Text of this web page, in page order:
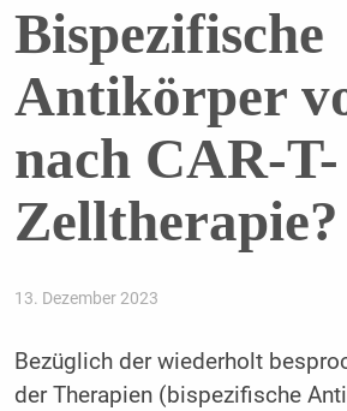
Bispezifische
Antikörper
nach CAR-T-
Zelltherapie?
13. Dezember 2023
Bezüglich der wiederholt
der Therapien (bispezifische